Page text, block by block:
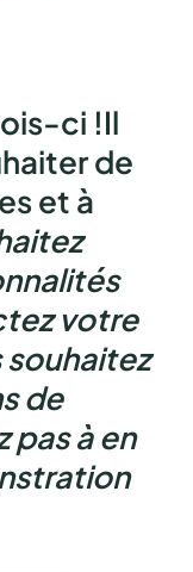
ci !Il
de
et à
votre
de
pas à en